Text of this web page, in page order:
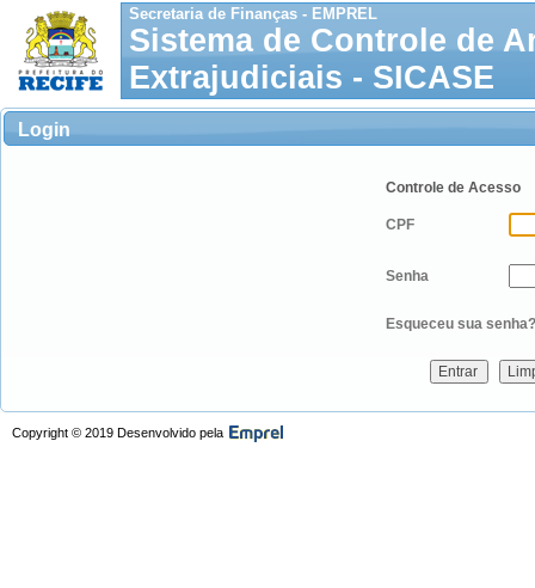
Secretaria de Finanças - EMPREL
Sistema de Controle de
Extrajudiciais - SICASE
Login
Controle de Acesso
CPF
Senha
Esqueceu sua
Copyright © 2019 Desenvolvido pela